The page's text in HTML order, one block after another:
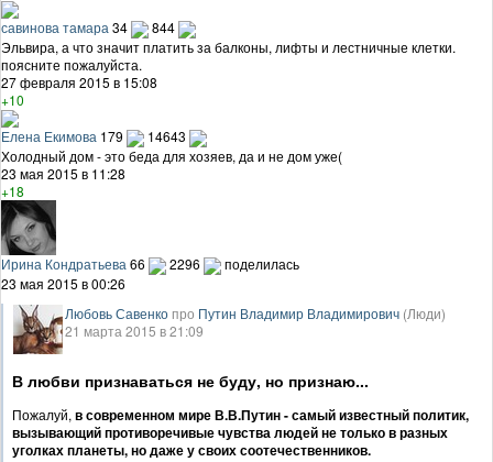
савинова тамара 34
844
Эльвира, а что значит платить за балконы, лифты и лестничные клетки.
поясните пожалуйста.
27 февраля 2015 в 15:08
+10
Елена Екимова 179
14643
Холодный дом - это беда для хозяев, да и не дом уже(
23 мая 2015 в 11:28
+18
Ирина Кондратьева 66 2296
поделилась
23 мая 2015 в 00:26
Любовь Савенко про Путин Владимир Владимирович (Люди)
21 марта 2015 в 21:09
В любви признаваться не буду, но признаю...
Пожалуй, в современном мире В.В.Путин - самый известный политик,
вызывающий противоречивые чувства людей не только в разных
уголках планеты, но даже у своих соотечественников.